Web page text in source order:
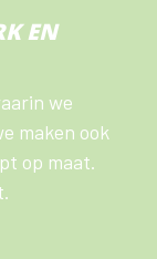
EN
we
maken ook
op maat.